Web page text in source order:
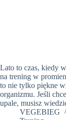
Lato to czas, kiedy
na trening w
to nie tylko piękne
organizmu. Jeśli
upale, musisz
VEGEBIEG